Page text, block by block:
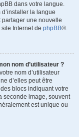
dans votre langue.
la langue
partager une nouvelle
Internet de phpBB®.
nom d’utilisateur ?
nom d’utilisateur
d’elles peut être
blocs indiquant votre
seconde image, souvent
est unique ou